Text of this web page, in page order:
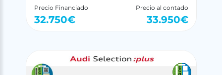
Precio Financiado
32.750€
Precio al contado
33.950€